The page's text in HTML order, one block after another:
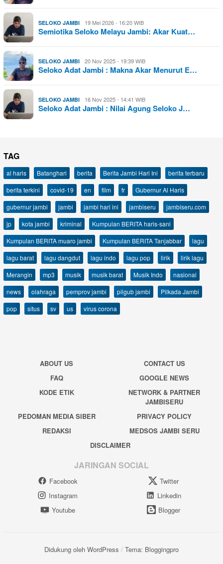
SELOKO JAMBI 19 Mei 2026 - 16:20 WIB
Semiotika Seloko Melayu Jambi: Akar Kuat…
SELOKO JAMBI 20 Nov 2025 - 19:39 WIB
Seloko Adat Jambi : Makna Akar Menurut E…
SELOKO JAMBI 16 Nov 2025 - 14:41 WIB
Seloko Adat Jambi : Nilai Agung Seloko J…
TAG
al haris Batanghari berita Berita Jambi Hari Ini
berita terbaru
berita terkini
covid-19 en film fr
Gubernur Al Haris
gubernur jambi
jambi jambi hari ini jambiseru
jambiseru.com
jp
kota jambi kriminal
Kumpulan BERITA haris-sani
Kumpulan BERITA muaro jambi
Kumpulan BERITA Tanjabbar
lagu
lagu barat
lagu dangdut lagu indo lagu pop lirik
lirik lagu
Merangin
mp3 musik musik barat Musik Indo
nasional
news
olahraga pemprov jambi pilgub jambi
Pilkada Jambi
pop
situs sv us virus corona
ABOUT US
CONTACT US
FAQ
GOOGLE NEWS
KODE ETIK
NETWORK & PARTNER
JAMBISERU
PEDOMAN MEDIA SIBER
PRIVACY POLICY
REDAKSI
MEDSOS JAMBI SERU
DISCLAIMER
JARINGAN SOCIAL
Facebook
Twitter
Instagram
Linkedin
Youtube
Blogger
Didukung oleh WordPress / Tema: Bloggingpro